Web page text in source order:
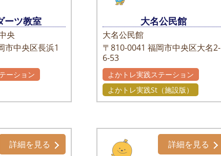
ーツ教室
央
市中央区長浜1
ーション
大名公民館
大名公民館
〒810-0041 福岡市中央区大名2-
6-53
よかトレ実践ステーション
よかトレ実践St（施設版）
詳細を見る 詳細を見る